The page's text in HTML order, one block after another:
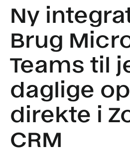
Ny
Brug
Teams til
daglige
direkte i
CRM